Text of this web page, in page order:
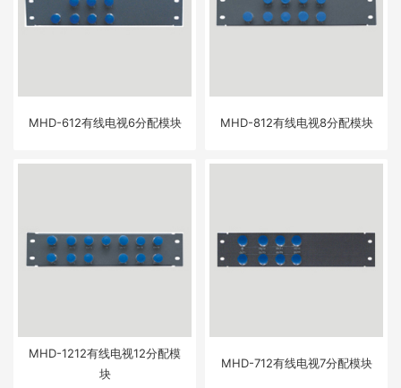
MHD-612有线电视6分配模块 MHD-812有线电视8分配模块
MHD-1212有线电视12分配模
块
MHD-712有线电视7分配模块